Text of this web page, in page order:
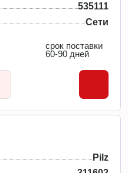
535111
Сети
срок поставки
60-90 дней
Pilz